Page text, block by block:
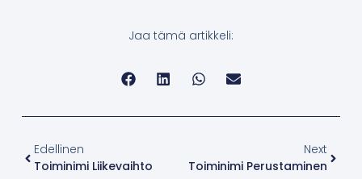
Jaa tämä artikkeli:
Edellinen
Toiminimi Liikevaihto
Next
Toiminimi Perustaminen